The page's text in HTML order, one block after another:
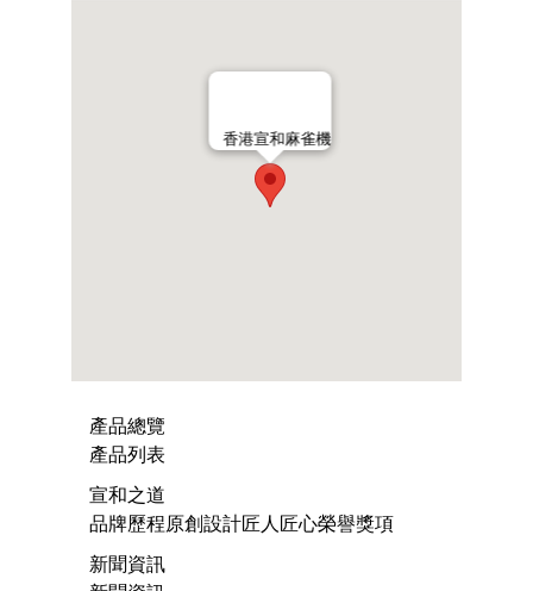
香港宣和麻雀機
產品總覽
產品列表
宣和之道
品牌歷程原創設計匠人匠心榮譽獎項
新聞資訊